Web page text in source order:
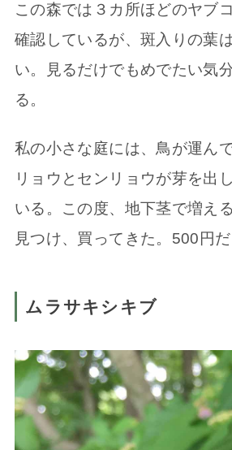
この森では３カ所ほどのヤブ
確認しているが、斑入りの葉
い。見るだけでもめでたい気
る。
私の小さな庭には、鳥が運ん
リョウとセンリョウが芽を出
いる。この度、地下茎で増え
見つけ、買ってきた。500円だ
ムラサキシキブ